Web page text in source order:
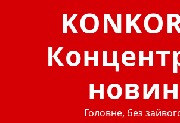
новин
Головне, без